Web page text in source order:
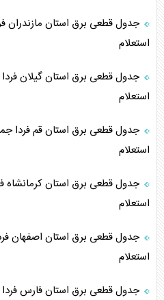
استعلام
استعلام
استعلام
استعلام
استعلام